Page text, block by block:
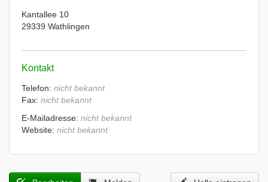
Kantallee 10
29339 Wathlingen
Kontakt
Telefon: nicht bekannt
Fax: nicht bekannt
E-Mailadresse: nicht bekannt
Website: nicht bekannt